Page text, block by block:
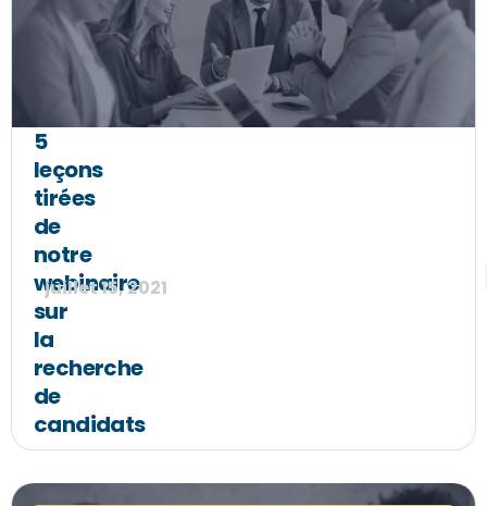
5
leçons
tirées
de
notre
webinaire
sur
la
recherche
de
candidats
juillet 15, 2021